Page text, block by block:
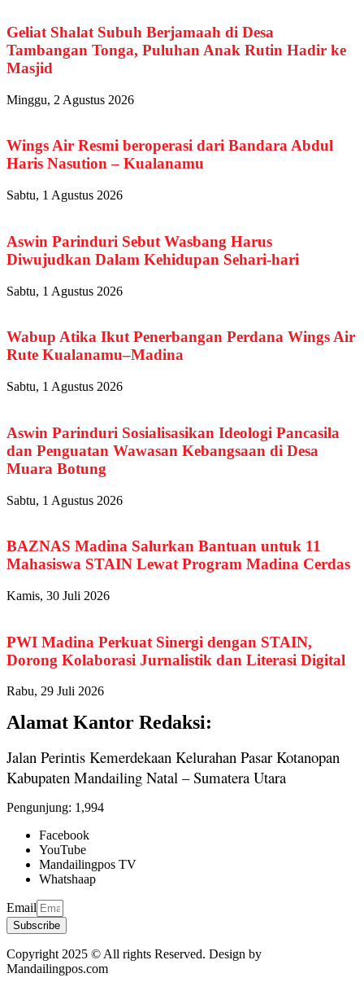
Geliat Shalat Subuh Berjamaah di Desa
Tambangan Tonga, Puluhan Anak Rutin Hadir ke
Masjid
Minggu, 2 Agustus 2026
Wings Air Resmi beroperasi dari Bandara Abdul
Haris Nasution – Kualanamu
Sabtu, 1 Agustus 2026
Aswin Parinduri Sebut Wasbang Harus
Diwujudkan Dalam Kehidupan Sehari-hari
Sabtu, 1 Agustus 2026
Wabup Atika Ikut Penerbangan Perdana Wings Air
Rute Kualanamu–Madina
Sabtu, 1 Agustus 2026
Aswin Parinduri Sosialisasikan Ideologi Pancasila
dan Penguatan Wawasan Kebangsaan di Desa
Muara Botung
Sabtu, 1 Agustus 2026
BAZNAS Madina Salurkan Bantuan untuk 11
Mahasiswa STAIN Lewat Program Madina Cerdas
Kamis, 30 Juli 2026
PWI Madina Perkuat Sinergi dengan STAIN,
Dorong Kolaborasi Jurnalistik dan Literasi Digital
Rabu, 29 Juli 2026
Alamat Kantor Redaksi:
Jalan Perintis Kemerdekaan Kelurahan Pasar Kotanopan
Kabupaten Mandailing Natal – Sumatera Utara
Pengunjung: 1,994
Facebook
YouTube
Mandailingpos TV
Whatshaap
Email
Subscribe
Copyright 2025 © All rights Reserved. Design by
Mandailingpos.com